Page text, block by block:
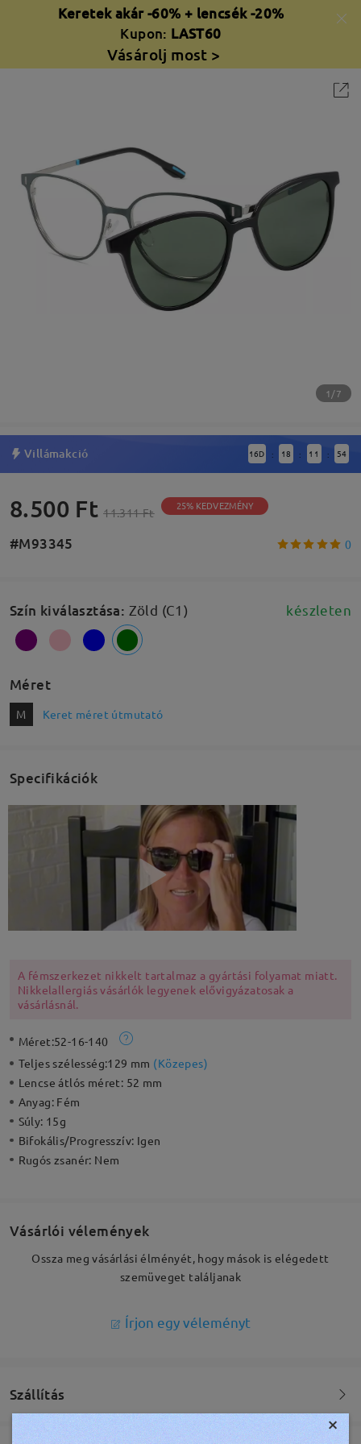
Keretek akár -60% + lencsék -20%
Kupon: LAST60
Vásárolj most >
1/7
Villámakció 16D : 18 : 11 : 53
8.500 Ft 11.311 Ft 25% KEDVEZMÉNY
#M93345 0
Szín kiválasztása: Zöld (C1) készleten
Méret
M Keret méret útmutató
Specifikációk
A fémszerkezet nikkelt tartalmaz a gyártási folyamat miatt.
Nikkelallergiás vásárlók legyenek elővigyázatosak a
vásárlásnál.
Méret:52-16-140
Teljes szélesség:129 mm (Közepes)
Lencse átlós méret: 52 mm
Anyag: Fém
Súly: 15g
Bifokális/Progresszív: Igen
Rugós zsanér: Nem
Vásárlói vélemények
Ossza meg vásárlási élményét, hogy mások is elégedett
szemüveget találjanak
Írjon egy véleményt
Szállítás
×